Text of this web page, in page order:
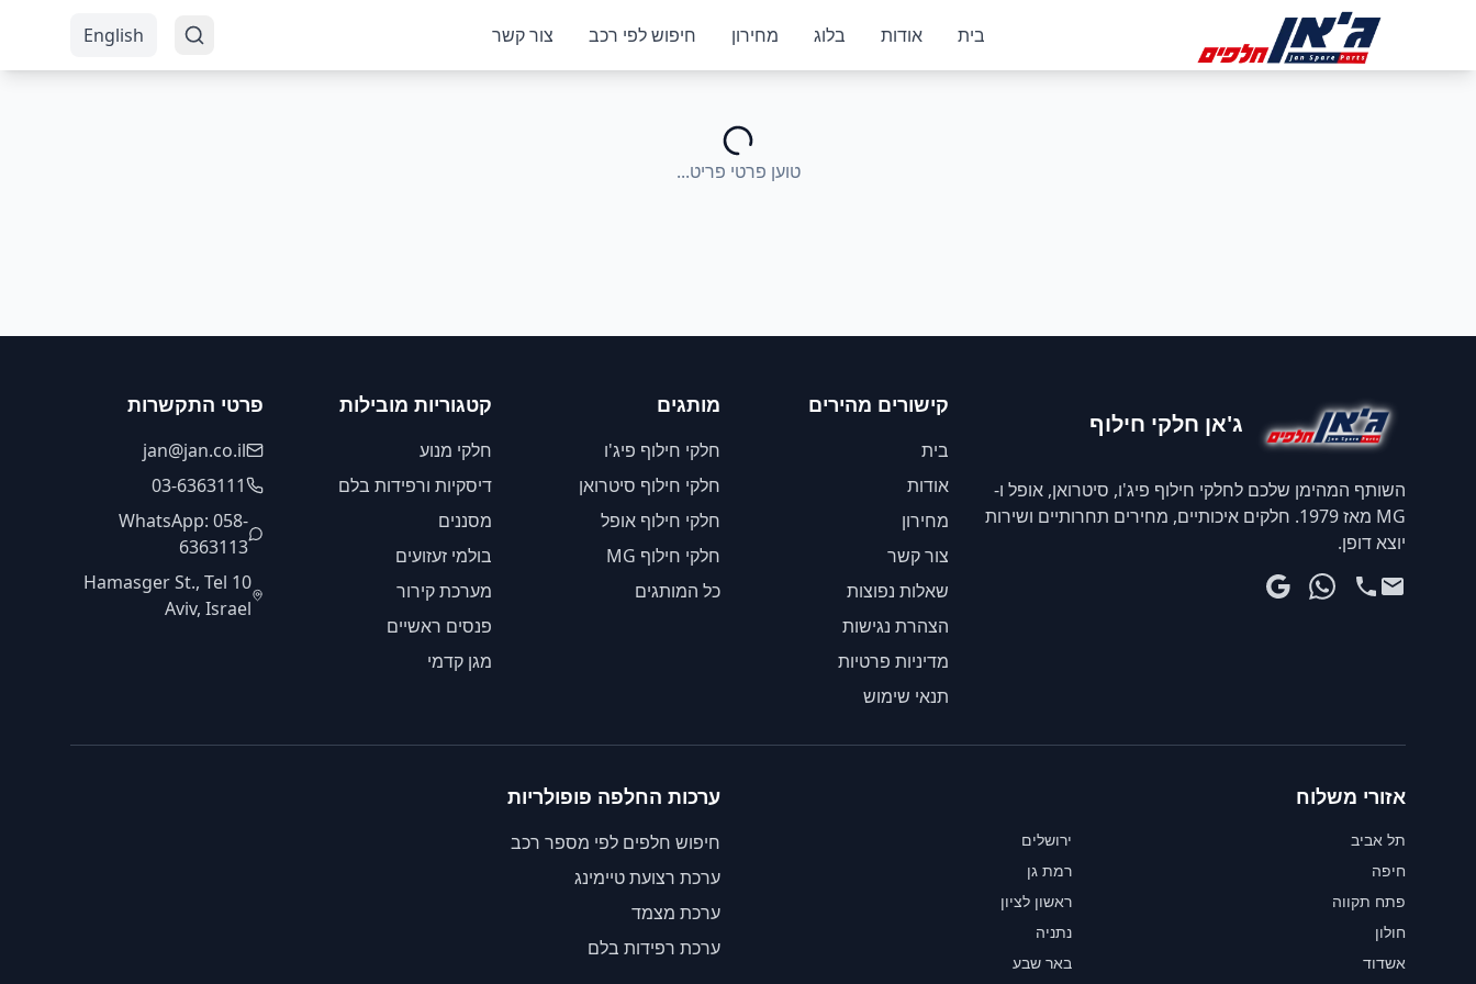
בית
אודות בלוג מחירון חיפוש לפי רכב צור קשר English
טוען פרטי פריט...
ג'אן חלקי חילוף
השותף המהימן שלכם לחלקי חילוף פיג'ו, סיטרואן, אופל ו-
MG מאז 1979. חלקים איכותיים, מחירים תחרותיים ושירות
יוצא דופן.
קישורים מהירים
בית
אודות
מחירון
צור קשר
שאלות נפוצות
הצהרת נגישות
מדיניות פרטיות
תנאי שימוש
מותגים
חלקי חילוף פיג'ו
חלקי חילוף סיטרואן
חלקי חילוף אופל
חלקי חילוף MG
כל המותגים
קטגוריות מובילות
חלקי מנוע
דיסקיות ורפידות בלם
מסננים
בולמי זעזועים
מערכת קירור
פנסים ראשיים
מגן קדמי
פרטי התקשרות
jan@jan.co.il
03-6363111
WhatsApp: 058-
6363113
10 Hamasger St., Tel
Aviv, Israel
אזורי משלוח
תל אביב
ירושלים
חיפה
רמת גן
פתח תקווה
ראשון לציון
חולון
נתניה
אשדוד
באר שבע
ערכות החלפה פופולריות
חיפוש חלפים לפי מספר רכב
ערכת רצועת טיימינג
ערכת מצמד
ערכת רפידות בלם